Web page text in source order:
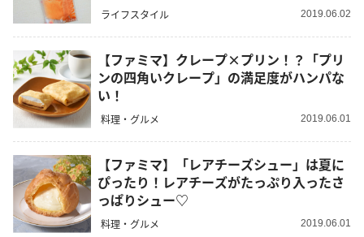
ライフスタイル 2019.06.02
【ファミマ】クレープ×プリン！？「プリ
ンの四角いクレープ」の満足度がハンパな
い！
料理・グルメ 2019.06.01
【ファミマ】「レアチーズシュー」は夏に
ぴったり！レアチーズがたっぷり入ったさ
っぱりシュー♡
料理・グルメ 2019.06.01